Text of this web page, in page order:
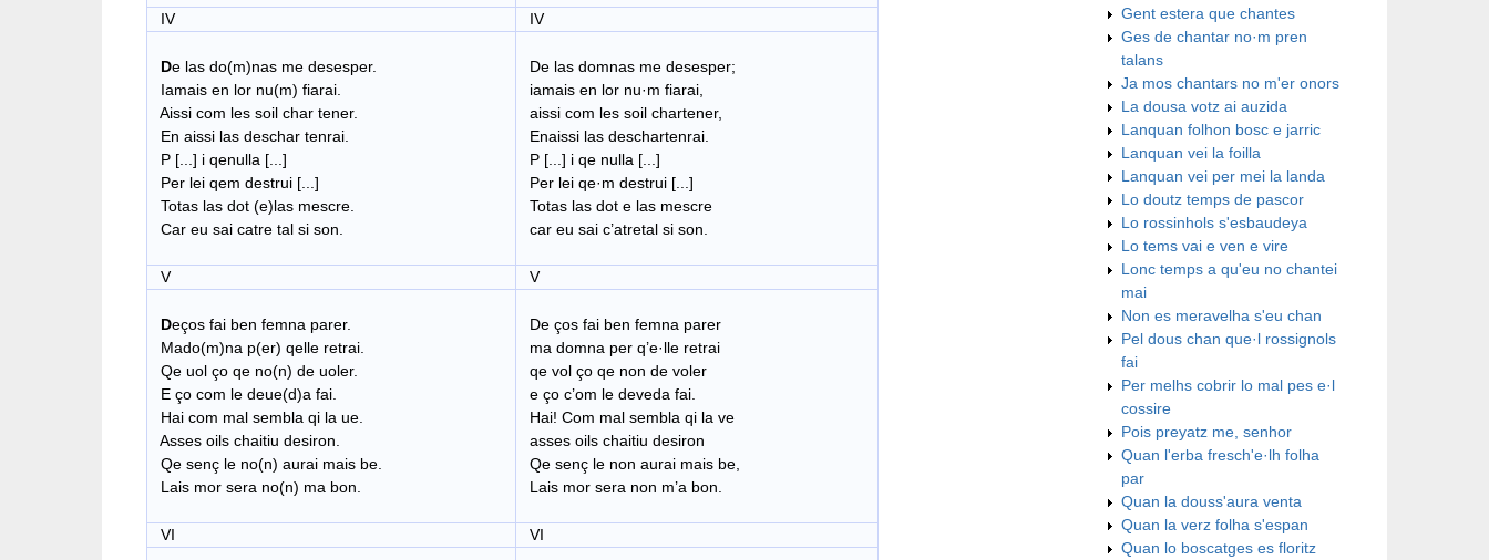
IV IV
De las do(m)nas me desesper.
Iamais en lor nu(m) fiarai.
Aissi com les soil char tener.
En aissi las deschar tenrai.
P [...] i qenulla [...]
Per lei qem destrui [...]
Totas las dot (e)las mescre.
Car eu sai catre tal si son.
De las domnas me desesper;
iamais en lor nu·m fiarai,
aissi com les soil chartener,
Enaissi las deschartenrai.
P [...] i qe nulla [...]
Per lei qe·m destrui [...]
Totas las dot e las mescre
car eu sai c’atretal si son.
V V
Deços fai ben femna parer.
Mado(m)na p(er) qelle retrai.
Qe uol ço qe no(n) de uoler.
E ço com le deue(d)a fai.
Hai com mal sembla qi la ue.
Asses oils chaitiu desiron.
Qe senç le no(n) aurai mais be.
Lais mor sera no(n) ma bon.
De ços fai ben femna parer
ma domna per q’e·lle retrai
qe vol ço qe non de voler
e ço c’om le deveda fai.
Hai! Com mal sembla qi la ve
asses oils chaitiu desiron
Qe senç le non aurai mais be,
Lais mor sera non m’a bon.
VI VI
Gent estera que chantes
Ges de chantar no·m pren
talans
Ja mos chantars no m'er onors
La dousa votz ai auzida
Lanquan folhon bosc e jarric
Lanquan vei la foilla
Lanquan vei per mei la landa
Lo doutz temps de pascor
Lo rossinhols s'esbaudeya
Lo tems vai e ven e vire
Lonc temps a qu'eu no chantei
mai
Non es meravelha s'eu chan
Pel dous chan que·l rossignols
fai
Per melhs cobrir lo mal pes e·l
cossire
Pois preyatz me, senhor
Quan l'erba fresch'e·lh folha
par
Quan la douss'aura venta
Quan la verz folha s'espan
Quan lo boscatges es floritz